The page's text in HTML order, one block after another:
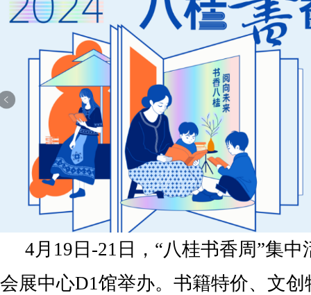
4月19日-21日，“八桂书香周”集
会展中心D1馆举办。书籍特价、文